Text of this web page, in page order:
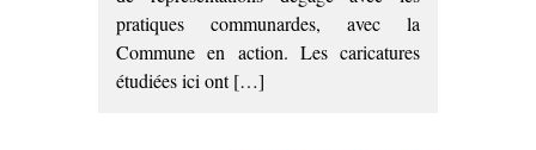
pratiques communardes, avec la
Commune en action. Les caricatures
étudiées ici ont […]